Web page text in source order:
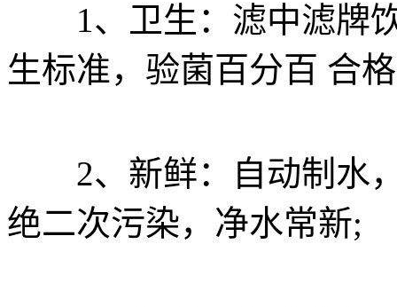
1、卫生：滤中滤牌饮
生标准，验菌百分百 合
2、新鲜：自动制水，
绝二次污染，净水常新;